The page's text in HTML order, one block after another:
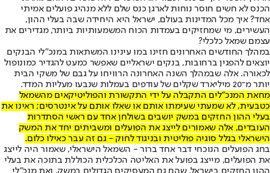
הכנס לא חשים חוסר נוחות לארגן כנס שלם ללא מנהיג פועלים אמיתי
אחד? איך מכל המדינות בעולם, ישראל היא היחידה שבה בעלי ההון,
העשירים, מי שמחזיקים בעמדות הכוח המשמעותיות ביותר, מגדירים את
עצמם שמאל כלכלי?
במהלך החודשים האחרונים חזינו במו עינינו המשתאות במנכ"לי הבנקים
יוצאים להפגין ברחובות, בנקים ישראליים שאפשר כמעט להגדיר כמונופול
לכאורה. אלה שבמהלך השנה האחרונה הרוויחו על גבם של משקי הבית
יותר מ־20 מיליארד שקלים של עודפים בעמלות שנבעו מעליות המדד.
מחאת המנכ"לים התקבלה על ידי התקשורת והפוליטיקאים מהשמאל
כטבעית, לא שמעתי שעימתו אותם או שאלו אותם על אינטרסים; ראינו את
בעלי ההון החזקים במשק יושבים בשולחן אחד עם ראשי הסתדרות
העובדים, אלה שאמורים לייצג את הפועלים ומשביתים יחד את המשק
הישראלי בגלל סוגיה פוליטית ובניגוד לחוק - גם זה עבר כאילו כלום.
בחג הפועלים הנוכחי דבר אחד ברור - השמאל הישראלי, שאמור היה לייצג
את הפועלים, מייצג בפועל את האליטה הכלכלית הכוללת בתוכה את בעלי